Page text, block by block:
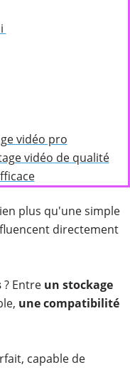
vidéo pro
vidéo de qualité
plus qu'une simple
directement
? Entre un stockage
une compatibilité
capable de